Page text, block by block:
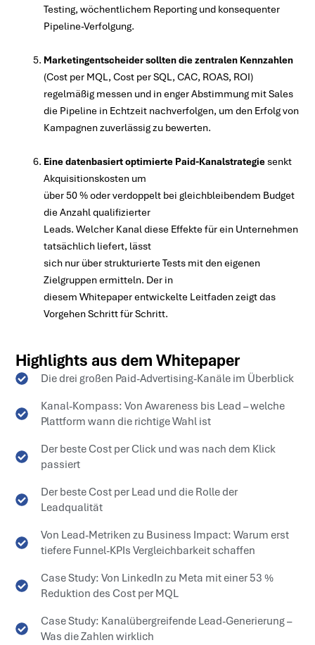
Testing, wöchentlichem Reporting und konsequenter
Pipeline-Verfolgung.
Marketingentscheider sollten die zentralen Kennzahlen
(Cost per MQL, Cost per SQL, CAC, ROAS, ROI)
regelmäßig messen und in enger Abstimmung mit Sales
die Pipeline in Echtzeit nachverfolgen, um den Erfolg von
Kampagnen zuverlässig zu bewerten.
Eine datenbasiert optimierte Paid-Kanalstrategie senkt
Akquisitionskosten um
über 50 % oder verdoppelt bei gleichbleibendem Budget
die Anzahl qualifizierter
Leads. Welcher Kanal diese Effekte für ein Unternehmen
tatsächlich liefert, lässt
sich nur über strukturierte Tests mit den eigenen
Zielgruppen ermitteln. Der in
diesem Whitepaper entwickelte Leitfaden zeigt das
Vorgehen Schritt für Schritt.
Highlights aus dem Whitepaper
Die drei großen Paid-Advertising-Kanäle im Überblick
Kanal-Kompass: Von Awareness bis Lead – welche
Plattform wann die richtige Wahl ist
Der beste Cost per Click und was nach dem Klick
passiert
Der beste Cost per Lead und die Rolle der
Leadqualität
Von Lead-Metriken zu Business Impact: Warum erst
tiefere Funnel-KPIs Vergleichbarkeit schaffen
Case Study: Von LinkedIn zu Meta mit einer 53 %
Reduktion des Cost per MQL
Case Study: Kanalübergreifende Lead-Generierung –
Was die Zahlen wirklich